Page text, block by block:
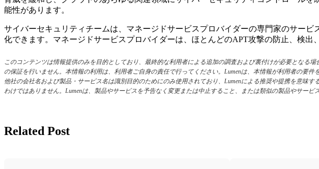
能性があります。
サイバーセキュリティチームは、マネージドサービスプロバイダーの専門家のサー
化できます。マネージドサービスプロバイダーは、ほとんどのAPT攻撃の防止、検出
このコンテンツは情報提供のみを目的としており、最終的な利用者による追加の調査および裏付けが必要となる
の保証を行いません。本情報の利用は、利用者ご自身の責任で行ってください。Lumenは、本情報が利用者の要
他社の会社名および製品・サービス名は識別目的のためにのみ使用されており、Lumenによる推奨や提携を意味
わけではありません。Lumenは、製品やサービスを予告なく変更または中止すること、または類似の製品やサービ
Related Post